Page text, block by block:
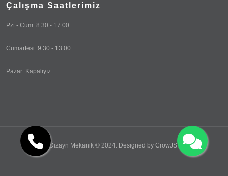
Çalışma Saatlerimiz
Pzt - Cum: 8:30 - 17:00
Cumartesi: 9:30 - 13:00
Pazar: Kapalıyız
Dizayn Mekanik © 2024. Designed by CrowJS.